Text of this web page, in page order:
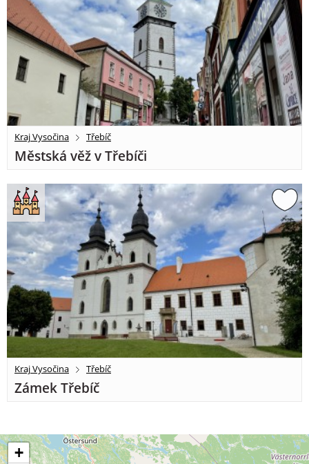
Kraj Vysočina Třebíč
Městská věž v Třebíči
Kraj Vysočina Třebíč
Zámek Třebíč
+